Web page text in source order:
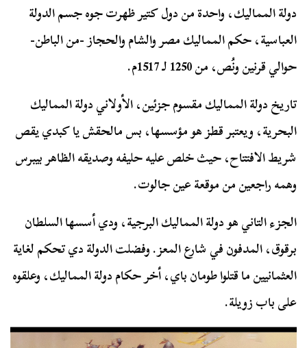
دولة المماليك، واحدة من دول كتير ظهرت جوه جسم الدولة
العباسية، حكم المماليك مصر والشام والحجاز -من الباطن-
حوالي قرنين ونُص، من 1250 لـ 1517م.
تاريخ دولة المماليك مقسوم جزئين، الأولاني دولة المماليك
البحرية، ويعتبر قطز هو مؤسسها، بس مالحقش يا كبدي يقص
شريط الافتتاح، حيث خلص عليه حليفه وصديقه الظاهر بيبرس
وهمه راجعين من موقعة عين جالوت.
الجزء التاني هو دولة المماليك البرجية، ودي أسسها السلطان
برقوق، المدفون في شارع المعز. وفضلت الدولة دي تحكم لغاية
العثمانيين ما قتلوا طومان باي، أخر حكام دولة المماليك، وعلقوه
على باب زويلة.